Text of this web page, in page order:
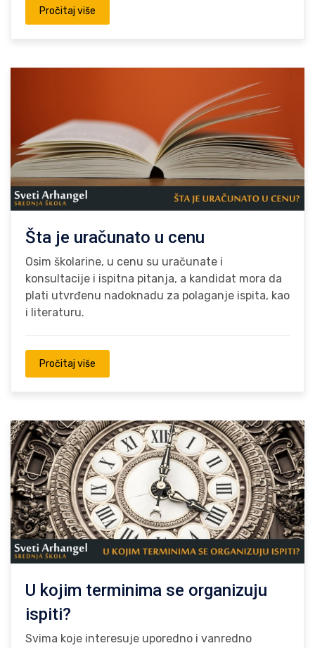
Pročitaj više
Šta je uračunato u cenu
Osim školarine, u cenu su uračunate i
konsultacije i ispitna pitanja, a kandidat mora da
plati utvrđenu nadoknadu za polaganje ispita, kao
i literaturu.
Pročitaj više
U kojim terminima se organizuju
ispiti?
Svima koje interesuje uporedno i vanredno